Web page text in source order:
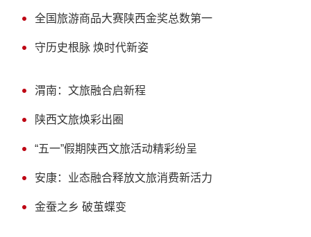
全国旅游商品大赛陕西金奖总数第一
守历史根脉 焕时代新姿
渭南：文旅融合启新程
陕西文旅焕彩出圈
“五一”假期陕西文旅活动精彩纷呈
安康：业态融合释放文旅消费新活力
金蚕之乡 破茧蝶变